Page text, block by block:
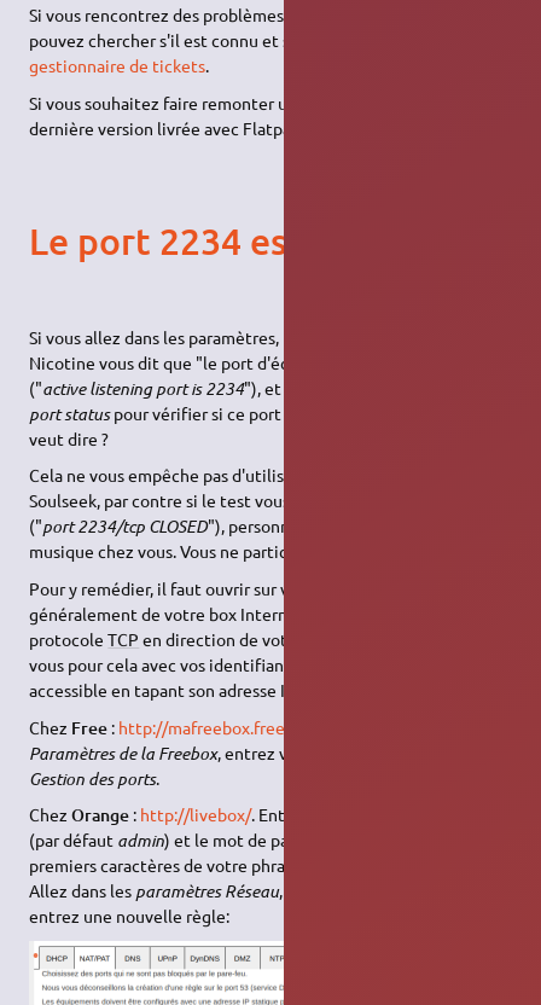
Si vous rencontrez des problèmes lors de l'utilisation, vous
pouvez chercher s'il est connu et si une solution existe
gestionnaire de tickets.
Si vous souhaitez faire remonter un problème, essayez la
dernière version livrée avec Flatpak avant.
Le port 2234 est fermé
Si vous allez dans les paramètres, premier onglet
Nicotine vous dit que "le port d'écoute actif est le 2234"
("active listening port is 2234"), et vous avez un bouton
port statuspour vérifier si ce port est ouvert. Qu'est-ce que cela
veut dire ?
Cela ne vous empêche pas d'utiliser Nicotine et le réseau
Soulseek, par contre si le test vous dit que le port est fermé
("port 2234/tcp CLOSED"), personne ne peut chercher de la
musique chez vous. Vous ne participez pas au réseau.
Pour y remédier, il faut ouvrir sur votre Routeur
généralement de votre box Internet) le port 2234 pour le
protocoleTCP en direction de votre ordinateur. Connectez-
vous pour cela avec vos identifiants sur son interface web,
accessible en tapant son adresse IP.
Chez Free : http://mafreebox.freebox.fr/
Paramètres de la Freebox, entrez votre mot de passe, puis
Gestion des ports.
ChezOrange : http://livebox/. Entrez votre nom d'utilisateur
(par défaut admin) et le mot de passe (il s'agit par défaut des 8
premiers caractères de votre phrase de connexion au wifi).
Allez dans les paramètres Réseau, puis dans l'onglet
entrez une nouvelle règle: